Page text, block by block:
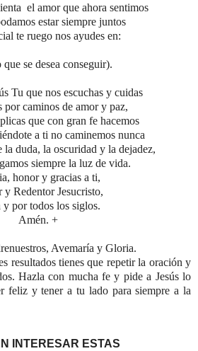
el amor que ahora sentimos
estar siempre juntos
te ruego nos ayudes en:
se desea conseguir).
Tu que nos escuchas y cuidas
por caminos de amor y paz,
que con gran fe hacemos
a ti no caminemos nunca
la duda, la oscuridad y la dejadez,
siempre la luz de vida.
honor y gracias a ti,
y Redentor Jesucristo,
y por todos los siglos.
Amén. +
Avemaría y Gloria.
resultados tienes que repetir la oración y
Hazla con mucha fe y pide a Jesús lo
feliz y tener a tu lado para siempre a la
INTERESAR ESTAS